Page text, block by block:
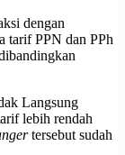
dengan
tarif PPN dan PPh
Langsung
lebih rendah
tersebut sudah